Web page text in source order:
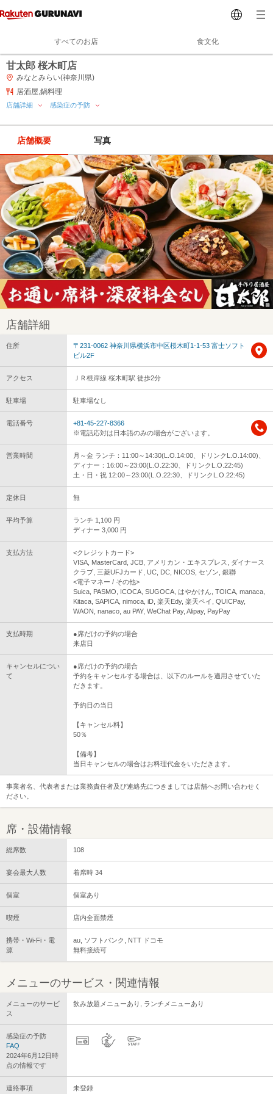
すべてのお店 食文化
甘太郎 桜木町店
みなとみらい(神奈川県)
居酒屋,鍋料理
店舗詳細 感染症の予防
店舗概要 写真
店舗詳細
住所
〒231-0062 神奈川県横浜市中区桜木町1-1-53 富士ソフト
ビル2F
アクセス ＪＲ根岸線 桜木町駅 徒歩2分
駐車場 駐車場なし
電話番号
+81-45-227-8366
※電話応対は日本語のみの場合がございます。
営業時間
月～金 ランチ：11:00～14:30(L.O.14:00、ドリンクL.O.14:00)、
ディナー：16:00～23:00(L.O.22:30、ドリンクL.O.22:45)
土・日・祝 12:00～23:00(L.O.22:30、ドリンクL.O.22:45)
定休日 無
平均予算
ランチ 1,100 円
ディナー 3,000 円
支払方法
<クレジットカード>
VISA, MasterCard, JCB, アメリカン・エキスプレス, ダイナース
クラブ, 三菱UFJカード, UC, DC, NICOS, セゾン, 銀聯
<電子マネー / その他>
Suica, PASMO, ICOCA, SUGOCA, はやかけん, TOICA, manaca,
Kitaca, SAPICA, nimoca, iD, 楽天Edy, 楽天ペイ, QUICPay,
WAON, nanaco, au PAY, WeChat Pay, Alipay, PayPay
支払時期
●席だけの予約の場合
来店日
キャンセルについ
て
●席だけの予約の場合
予約をキャンセルする場合は、以下のルールを適用させていた
だきます。
予約日の当日
【キャンセル料】
50％
【備考】
当日キャンセルの場合はお料理代金をいただきます。
事業者名、代表者または業務責任者及び連絡先につきましては店舗へお問い合わせく
ださい。
席・設備情報
総席数 108
宴会最大人数 着席時 34
個室 個室あり
喫煙 店内全面禁煙
携帯・Wi-Fi・電
源
au, ソフトバンク, NTT ドコモ
無料接続可
メニューのサービス・関連情報
メニューのサービ
ス
飲み放題メニューあり, ランチメニューあり
感染症の予防
FAQ
2024年6月12日時
点の情報です
連絡事項 未登録